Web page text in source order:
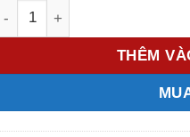
lượng
THÊM